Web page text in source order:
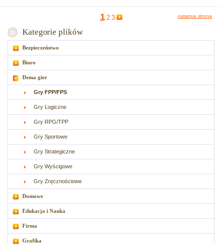
1 2 3 ostatnia strona
Kategorie plików
Bezpieczeństwo
Biuro
Dema gier
Gry FPP/FPS
Gry Logiczne
Gry RPG/TPP
Gry Sportowe
Gry Strategiczne
Gry Wyścigowe
Gry Zręcznościowe
Domowe
Edukacja i Nauka
Firma
Grafika